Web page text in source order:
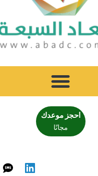
احجز موعدك
مجانًا